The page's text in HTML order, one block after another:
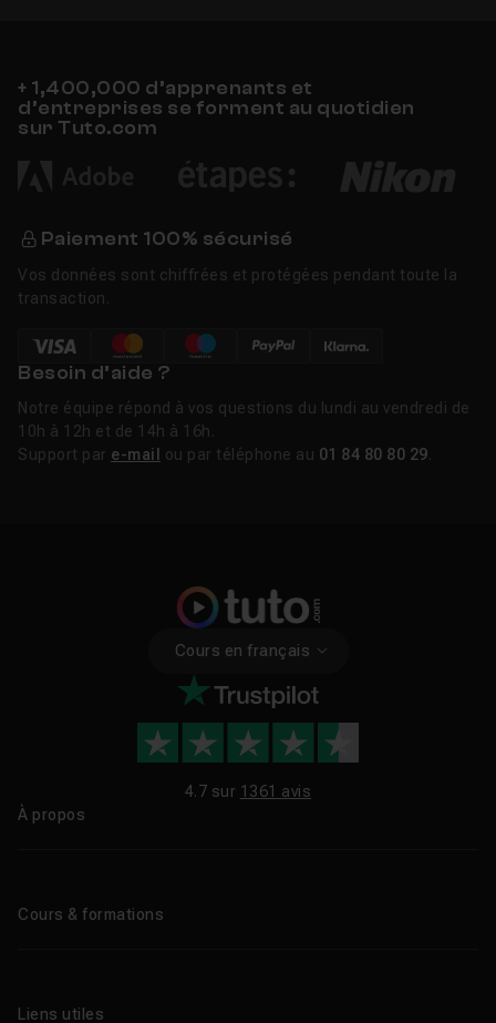
+ 1,400,000 d’apprenants et
d’entreprises se forment au quotidien
sur Tuto.com
Paiement 100% sécurisé
Vos données sont chiffrées et protégées pendant toute la
transaction.
Besoin d’aide ?
Notre équipe répond à vos questions du lundi au vendredi de
10h à 12h et de 14h à 16h.
Support par e-mail ou par téléphone au 01 84 80 80 29
Cours en français
4.7 sur 1361 avis
À propos
Cours & formations
Liens utiles